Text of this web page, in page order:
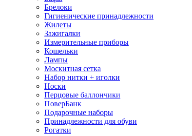
Брелоки
Гигиенические принадлежности
Жилеты
Зажигалки
Измерительные приборы
Кошельки
Лампы
Москитная сетка
Набор нитки + иголки
Носки
Перцовые баллончики
ПоверБанк
Подарочные наборы
Принадлежности для обуви
Рогатки